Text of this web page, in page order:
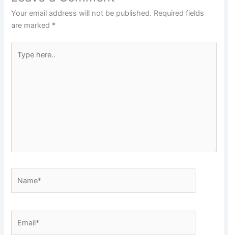
Your email address will not be published. Required fields
are marked *
here..